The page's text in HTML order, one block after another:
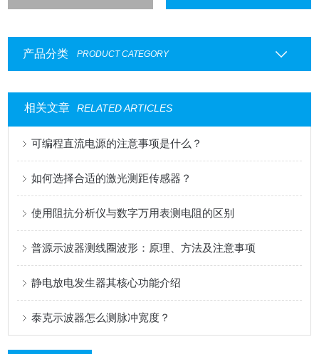
产品分类 PRODUCT CATEGORY
相关文章 RELATED ARTICLES
可编程直流电源的注意事项是什么？
如何选择合适的激光测距传感器？
使用阻抗分析仪与数字万用表测电阻的区别
普源示波器测线圈波形：原理、方法及注意事项
静电放电发生器其核心功能介绍
泰克示波器怎么测脉冲宽度？